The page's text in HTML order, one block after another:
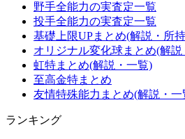
野手全能力の実査定一覧
投手全能力の実査定一覧
基礎上限UPまとめ(解説・所
オリジナル変化球まとめ(解
虹特まとめ(解説・一覧)
至高金特まとめ
友情特殊能力まとめ(解説・一
ランキング